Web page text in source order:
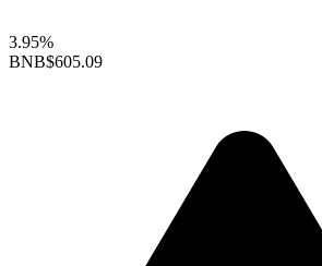
3.95%
BNB$605.09